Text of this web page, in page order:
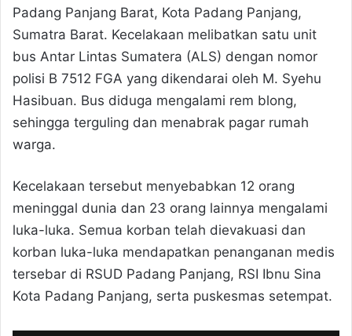
Padang Panjang Barat, Kota Padang Panjang,
Sumatra Barat. Kecelakaan melibatkan satu unit
bus Antar Lintas Sumatera (ALS) dengan nomor
polisi B 7512 FGA yang dikendarai oleh M. Syehu
Hasibuan. Bus diduga mengalami rem blong,
sehingga terguling dan menabrak pagar rumah
warga.
Kecelakaan tersebut menyebabkan 12 orang
meninggal dunia dan 23 orang lainnya mengalami
luka-luka. Semua korban telah dievakuasi dan
korban luka-luka mendapatkan penanganan medis
tersebar di RSUD Padang Panjang, RSI Ibnu Sina
Kota Padang Panjang, serta puskesmas setempat.